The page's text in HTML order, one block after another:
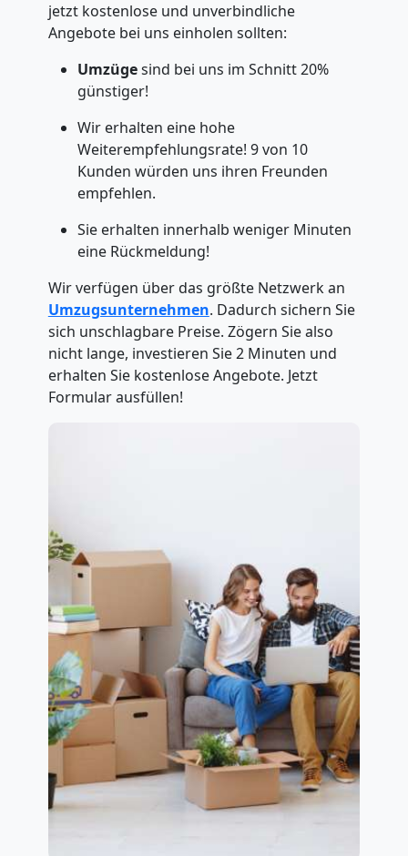
jetzt kostenlose und unverbindliche
Angebote bei uns einholen sollten:
Umzügesind bei uns im Schnitt 20%
günstiger!
Wir erhalten eine hohe
Weiterempfehlungsrate! 9 von 10
Kunden würden uns ihren Freunden
empfehlen.
Sie erhalten innerhalb weniger Minuten
eine Rückmeldung!
Wir verfügen über das größte Netzwerk an
Umzugsunternehmen. Dadurch sichern Sie
sich unschlagbare Preise. Zögern Sie also
nicht lange, investieren Sie 2 Minuten und
erhalten Sie kostenlose Angebote. Jetzt
Formular ausfüllen!